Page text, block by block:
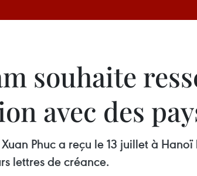
souhaite
avec des
Phuc a reçu le 13 juillet à
lettres de créance.